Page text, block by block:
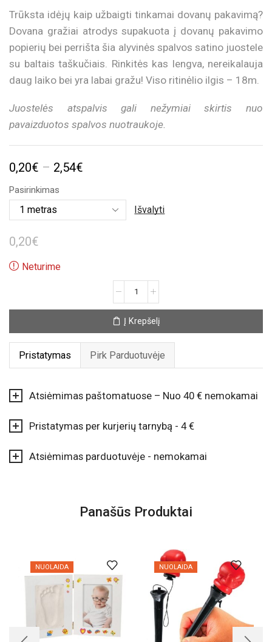
Trūksta idėjų kaip užbaigti tinkamai dovanų pakavimą?
Dovana gražiai atrodys supakuota į dovanų pakavimo
popierių bei perrišta šia alyvinės spalvos satino juostele
su baltais taškučiais. Rinkitės kas lengva, nereikalauja
daug laiko bei yra labai gražu! Viso ritinėlio ilgis – 18m.
Juostelės atspalvis gali nežymiai skirtis nuo
pavaizduotos spalvos nuotraukoje.
0,20€ – 2,54€
through
Pasirinkimas
Išvalyti
0,20€
Neturime
Alyvinė
satino
juostelė
(12mm)
Į Krepšelį
Pristatymas Pirk Parduotuvėje
Atsiėmimas paštomatuose – Nuo 40 € nemokamai
Pristatymas per kurjerių tarnybą - 4 €
Atsiėmimas parduotuvėje - nemokamai
Panašūs Produktai
NUOLAIDA NUOLAIDA